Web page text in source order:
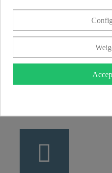
49134 Wallenhorst
+49 5407 8707 777